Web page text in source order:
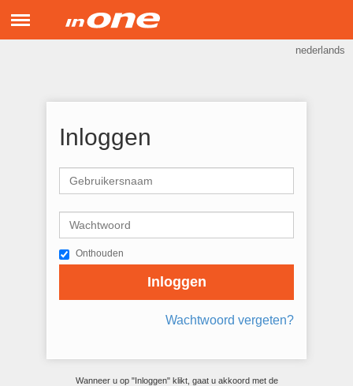
Menu
Inloggen
Onthouden
Inloggen
Wachtwoord vergeten?
Wanneer u op "Inloggen" klikt, gaat u akkoord met de
nederlands